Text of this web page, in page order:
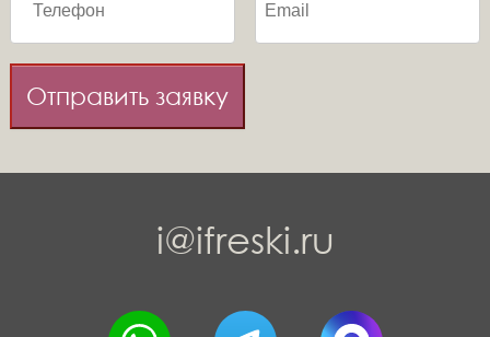
Отправить заявку
i@ifreski.ru